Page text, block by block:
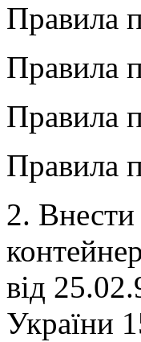
Правила
Правила
Правила
Правила
2. Внести
від
України